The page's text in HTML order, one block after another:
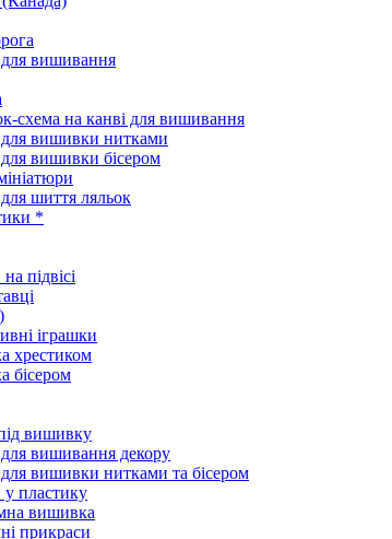
вишивання
схема на канві для вишивання
вишивки нитками
вишивки бісером
шиття ляльок
*
підвісі
іграшки
хрестиком
бісером
вишивку
вишивання декору
вишивки нитками та бісером
у пластику
вишивка
прикраси